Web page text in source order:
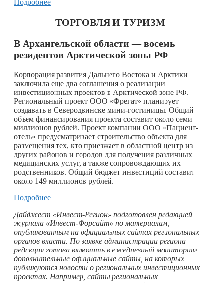
Подробнее
ТОРГОВЛЯ И ТУРИЗМ
В Архангельской области — восемь
резидентов Арктической зоны РФ
Корпорация развития Дальнего Востока и Арктики
заключила еще два соглашения о реализации
инвестиционных проектов в Арктической зоне РФ.
Региональный проект ООО «Фрегат» планирует
создавать в Северодвинске мини-гостиницы. Общий
объем финансирования проекта составит около семи
миллионов рублей. Проект компании ООО «Пациент-
отель» предусматривает строительство объекта для
размещения тех, кто приезжает в областной центр из
других районов и городов для получения различных
медицинских услуг, а также сопровождающих их
родственников. Общий бюджет инвестиций составит
около 149 миллионов рублей.
Подробнее
Дайджест «Инвест-Регион» подготовлен редакцией
журнала «Инвест-Форсайт» по материалам,
опубликованным на официальных сайтах региональных
органов власти. По заявке администрации региона
редакция готова включить в ежедневный мониторинг
дополнительные официальные сайты, на которых
публикуются новости о региональных инвестиционных
проектах. Например, сайты региональных